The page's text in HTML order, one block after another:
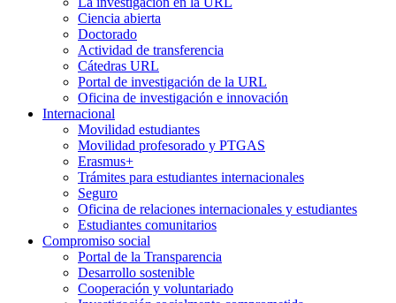
Ciencia abierta
Doctorado
Actividad de transferencia
Cátedras URL
Portal de investigación de la URL
Oficina de investigación e innovación
Internacional
Movilidad estudiantes
Movilidad profesorado y PTGAS
Erasmus+
Trámites para estudiantes internacionales
Seguro
Oficina de relaciones internacionales y estudiantes
Estudiantes comunitarios
Compromiso social
Portal de la Transparencia
Desarrollo sostenible
Cooperación y voluntariado